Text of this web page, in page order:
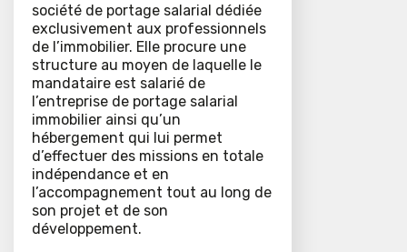
société de portage salarial dédiée
exclusivement aux professionnels
de l’immobilier. Elle procure une
structure au moyen de laquelle le
mandataire est salarié de
l’entreprise de portage salarial
immobilier ainsi qu’un
hébergement qui lui permet
d’effectuer des missions en totale
indépendance et en
l’accompagnement tout au long de
son projet et de son
développement.